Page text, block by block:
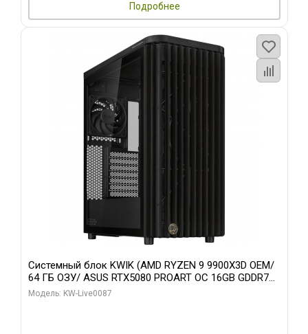
Подробнее
Системный блок KWIK (AMD RYZEN 9 9900X3D OEM/
64 ГБ ОЗУ/ ASUS RTX5080 PROART OC 16GB GDDR7
256bit Type-C DP 2/ 1 ТБ SSD)
Модель: KW-Live0087